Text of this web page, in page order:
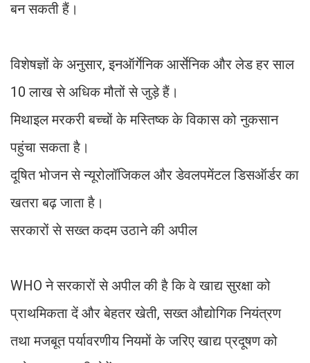
बन सकती हैं।
विशेषज्ञों के अनुसार, इनऑर्गेनिक आर्सेनिक और लेड हर साल
10 लाख से अधिक मौतों से जुड़े हैं।
मिथाइल मरकरी बच्चों के मस्तिष्क के विकास को नुकसान
पहुंचा सकता है।
दूषित भोजन से न्यूरोलॉजिकल और डेवलपमेंटल डिसऑर्डर का
खतरा बढ़ जाता है।
सरकारों से सख्त कदम उठाने की अपील
WHO ने सरकारों से अपील की है कि वे खाद्य सुरक्षा को
प्राथमिकता दें और बेहतर खेती, सख्त औद्योगिक नियंत्रण
तथा मजबूत पर्यावरणीय नियमों के जरिए खाद्य प्रदूषण को